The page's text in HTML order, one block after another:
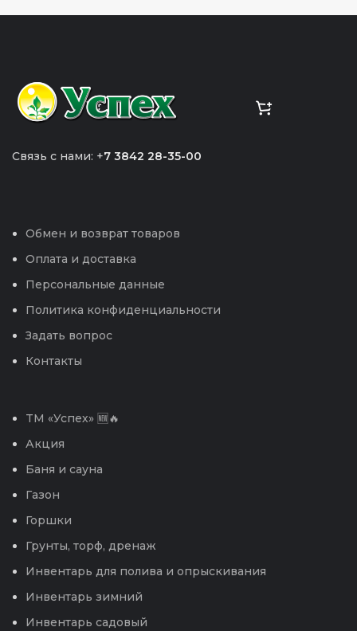
Связь с нами: +7 3842 28-35-00
Обмен и возврат товаров
Оплата и доставка
Персональные данные
Политика конфиденциальности
Задать вопрос
Контакты
TM «Успех» 🆕🔥
Акция
Баня и сауна
Газон
Горшки
Грунты, торф, дренаж
Инвентарь для полива и опрыскивания
Инвентарь зимний
Инвентарь садовый